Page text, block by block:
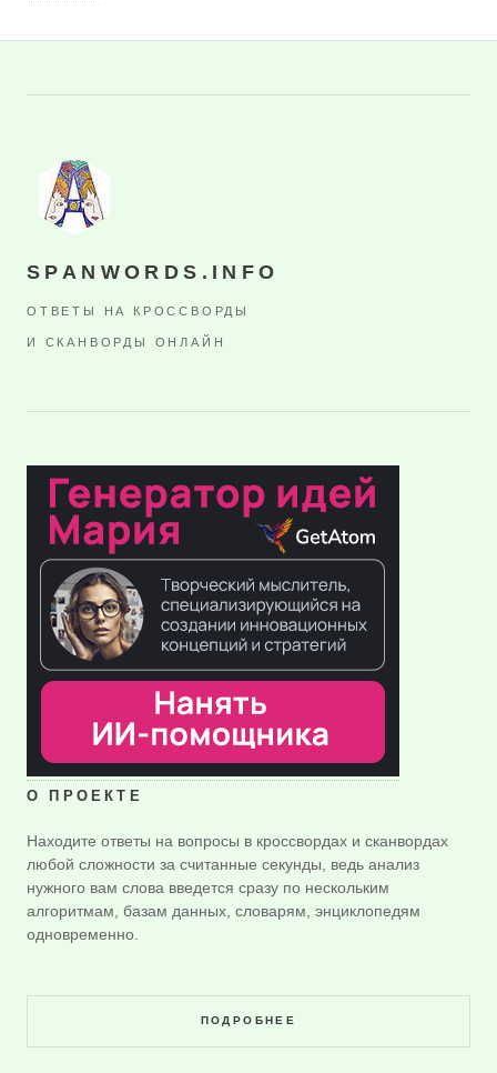
SPANWORDS.INFO
ОТВЕТЫ НА КРОССВОРДЫ
И СКАНВОРДЫ ОНЛАЙН
О ПРОЕКТЕ
Находите ответы на вопросы в кроссвордах и сканвордах
любой сложности за считанные секунды, ведь анализ
нужного вам слова введется сразу по нескольким
алгоритмам, базам данных, словарям, энциклопедям
одновременно.
ПОДРОБНЕЕ